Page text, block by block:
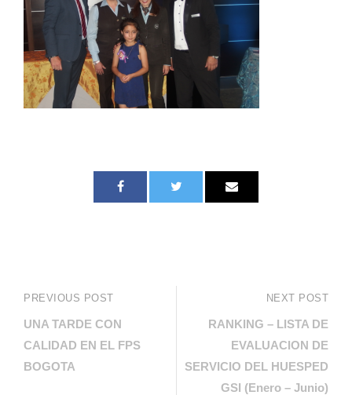
PREVIOUS POST
UNA TARDE CON
CALIDAD EN EL FPS
BOGOTA
NEXT POST
RANKING – LISTA DE
EVALUACION DE
SERVICIO DEL HUESPED
GSI (Enero – Junio)